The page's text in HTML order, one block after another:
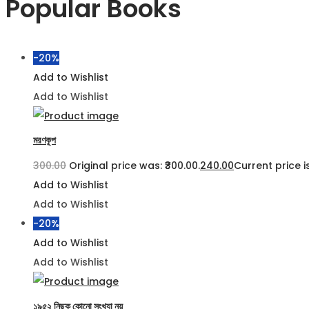
Popular Books
-20%
Add to Wishlist
Add to Wishlist
মরণকূপ
300.00 Original price was: ₹300.00.240.00Current price
Add to Wishlist
Add to Wishlist
-20%
Add to Wishlist
Add to Wishlist
১৯৫২ নিছক কোনো সংখ্যা নয়